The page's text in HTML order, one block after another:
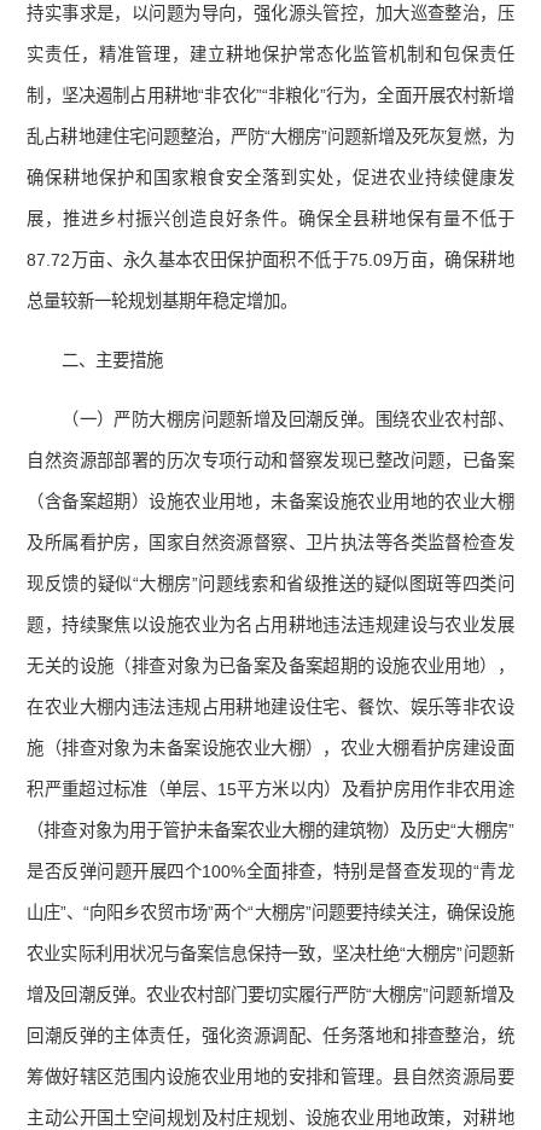
持实事求是，以问题为导向，强化源头管控，加大巡查整治，压
实责任，精准管理，建立耕地保护常态化监管机制和包保责任
制，坚决遏制占用耕地“非农化”“非粮化”行为，全面开展农村新增
乱占耕地建住宅问题整治，严防“大棚房”问题新增及死灰复燃，为
确保耕地保护和国家粮食安全落到实处，促进农业持续健康发
展，推进乡村振兴创造良好条件。确保全县耕地保有量不低于
87.72万亩、永久基本农田保护面积不低于75.09万亩，确保耕地
总量较新一轮规划基期年稳定增加。
二、主要措施
（一）严防大棚房问题新增及回潮反弹。围绕农业农村部、
自然资源部部署的历次专项行动和督察发现已整改问题，已备案
（含备案超期）设施农业用地，未备案设施农业用地的农业大棚
及所属看护房，国家自然资源督察、卫片执法等各类监督检查发
现反馈的疑似“大棚房”问题线索和省级推送的疑似图斑等四类问
题，持续聚焦以设施农业为名占用耕地违法违规建设与农业发展
无关的设施（排查对象为已备案及备案超期的设施农业用地），
在农业大棚内违法违规占用耕地建设住宅、餐饮、娱乐等非农设
施（排查对象为未备案设施农业大棚），农业大棚看护房建设面
积严重超过标准（单层、15平方米以内）及看护房用作非农用途
（排查对象为用于管护未备案农业大棚的建筑物）及历史“大棚房”
是否反弹问题开展四个100%全面排查，特别是督查发现的“青龙
山庄”、“向阳乡农贸市场”两个“大棚房”问题要持续关注，确保设施
农业实际利用状况与备案信息保持一致，坚决杜绝“大棚房”问题新
增及回潮反弹。农业农村部门要切实履行严防“大棚房”问题新增及
回潮反弹的主体责任，强化资源调配、任务落地和排查整治，统
筹做好辖区范围内设施农业用地的安排和管理。县自然资源局要
主动公开国土空间规划及村庄规划、设施农业用地政策，对耕地